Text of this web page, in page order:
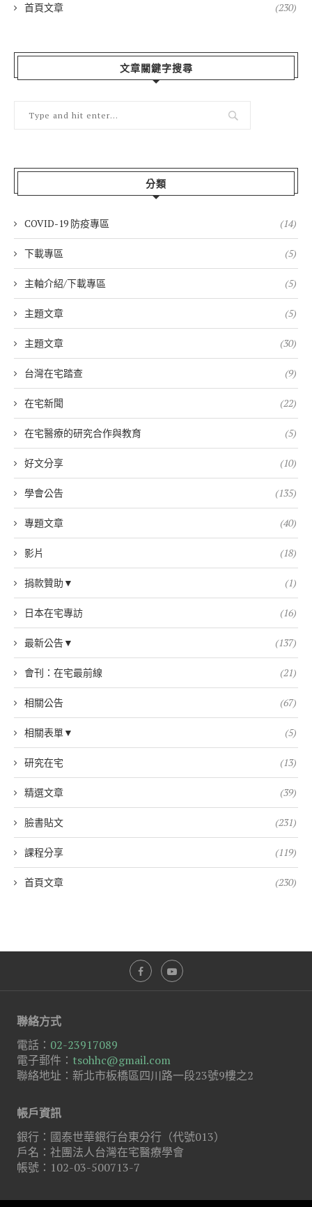
首頁文章 (230)
文章關鍵字搜尋
分類
COVID-19 防疫專區 (14)
下載專區 (5)
主軸介紹/下載專區 (5)
主題文章 (5)
主題文章 (30)
台灣在宅踏查 (9)
在宅新聞 (22)
在宅醫療的研究合作與教育 (5)
好文分享 (10)
學會公告 (135)
專題文章 (40)
影片 (18)
捐款贊助▼ (1)
日本在宅專訪 (16)
最新公告▼ (137)
會刊：在宅最前線 (21)
相關公告 (67)
相關表單▼ (5)
研究在宅 (13)
精選文章 (39)
臉書貼文 (231)
課程分享 (119)
首頁文章 (230)
聯絡方式
電話： 02-23917089
電子郵件： tsohhc@gmail.com
聯絡地址：新北市板橋區四川路一段23號9樓之2
帳戶資訊
銀行：國泰世華銀行台東分行（代號013）
戶名：社團法人台灣在宅醫療學會
帳號：102-03-500713-7